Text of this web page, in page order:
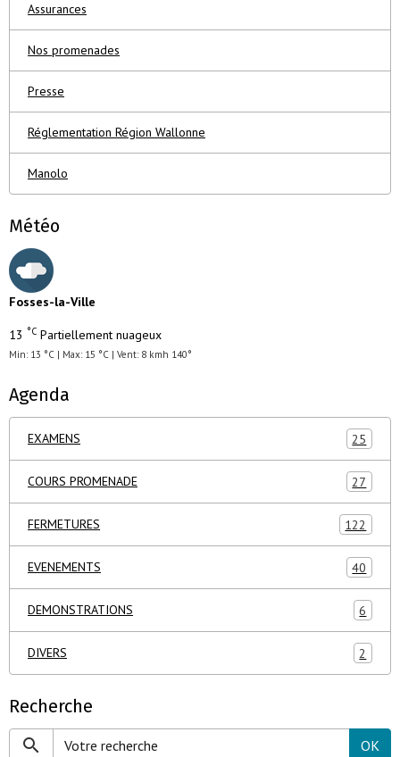
Assurances
Nos promenades
Presse
Réglementation Région Wallonne
Manolo
Météo
Fosses-la-Ville
13 °C Partiellement nuageux
Min: 13 °C | Max: 15 °C | Vent: 8 kmh 140°
Agenda
EXAMENS 25
COURS PROMENADE 27
FERMETURES 122
EVENEMENTS 40
DEMONSTRATIONS 6
DIVERS 2
Recherche
OK